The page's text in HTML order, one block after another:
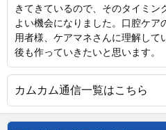
きてきているので、そのタイミン
よい機会になりました。口腔ケア
用者様、ケアマネさんに理解して
後も作っていきたいと思います。
カムカム通信一覧はこちら